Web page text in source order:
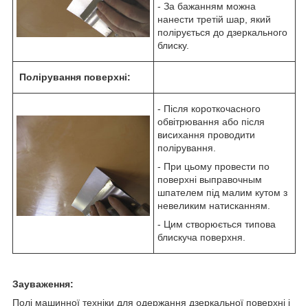
- За бажанням можна
нанести третій шар, який
полірується до дзеркального
блиску.
Полірування поверхні:
- Після короткочасного
обвітрювання або після
висихання проводити
полірування.
- При цьому провести по
поверхні выправочным
шпателем під малим кутом з
невеликим натисканням.
- Цим створюється типова
блискуча поверхня.
Зауваження:
Полі машинної техніки для одержання дзеркальної поверхні і